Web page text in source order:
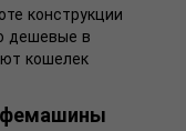
конструкции
дешевые в
кошелек